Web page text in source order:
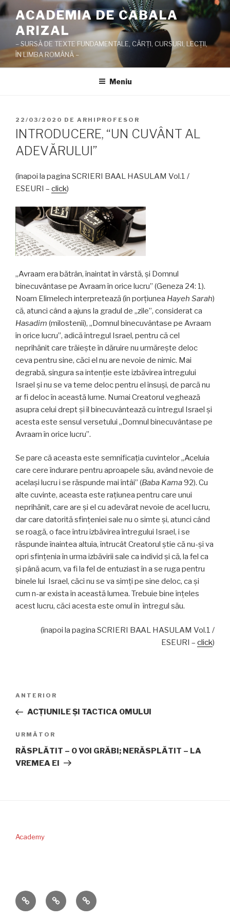
Sari
la
conținut
ACADEMIA DE CABALA
ARIZAL
– SURSĂ DE TEXTE FUNDAMENTALE, CĂRŢI, CURSURI, LECŢII,
ÎN LIMBA ROMÂNĂ –
Meniu
PUBLICAT
PE
22/03/2020 DE ARHIPROFESOR
INTRODUCERE, “UN CUVÂNT AL
ADEVĂRULUI”
(înapoi la pagina SCRIERI BAAL HASULAM Vol.1 /
ESEURI – click)
„Avraam era bătrân, înaintat în vârstă, şi Domnul
binecuvântase pe Avraam în orice lucru” (Geneza 24: 1).
Noam Elimelech interpretează (în porțiunea Hayeh Sarah)
că, atunci când a ajuns la gradul de „zile”, considerat ca
Hasadim (milostenii), „Domnul binecuvântase pe Avraam
în orice lucru”, adică întregul Israel, pentru că cel
neprihănit care trăieşte în dăruire nu urmăreşte deloc
ceva pentru sine, căci el nu are nevoie de nimic. Mai
degrabă, singura sa intenție este izbăvirea întregului
Israel și nu se va teme deloc pentru el însuși, de parcă nu
ar fi deloc în această lume. Numai Creatorul veghează
asupra celui drept și îl binecuvântează cu întregul Israel și
acesta este sensul versetului „Domnul binecuvântase pe
Avraam în orice lucru”.
Se pare că aceasta este semnificaţia cuvintelor „Aceluia
care cere îndurare pentru aproapele său, având nevoie de
același lucru i se răspunde mai întâi” (Baba Kama92). Cu
alte cuvinte, aceasta este raţiunea pentru care unui
neprihănit, care are şi el cu adevărat nevoie de acel lucru,
dar care datorită sfințeniei sale nu o simte și, atunci când
se roagă, o face întru izbăvirea întregului Israel, i se
răspunde înaintea altuia, întrucât Creatorul știe că nu-și va
opri sfințenia în urma izbăvirii sale ca individ și că, la fel ca
și până acum, va fi la fel de entuziast în a se ruga pentru
binele lui Israel, căci nu se va simţi pe sine deloc, ca și
cum n-ar exista în această lumea. Trebuie bine înţeles
acest lucru, căci acesta este omul în întregul său.
(înapoi la pagina SCRIERI BAAL HASULAM Vol.1 /
ESEURI – click)
articole
Articolul
anterior
ANTERIOR
ACŢIUNILE ŞI TACTICA OMULUI
Articolul
următor
URMĂTOR
RĂSPLĂTIT – O VOI GRĂBI; NERĂSPLĂTIT – LA
VREMEA EI
Academy
PERICOPA
SĂPTĂMÂNII
DONAŢIICONTACT